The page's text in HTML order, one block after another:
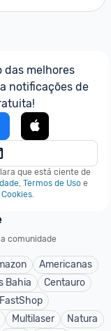
ano atrás
das melhores
notificações de
que está ciente de
, Termos de Uso e
.
comunidade
Americanas
Bahia
Centauro
FastShop
Multilaser
Natura